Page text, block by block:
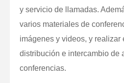
y servicio de llamadas.
varios materiales de
imágenes y videos, y realizar
distribución e intercambio de
conferencias.